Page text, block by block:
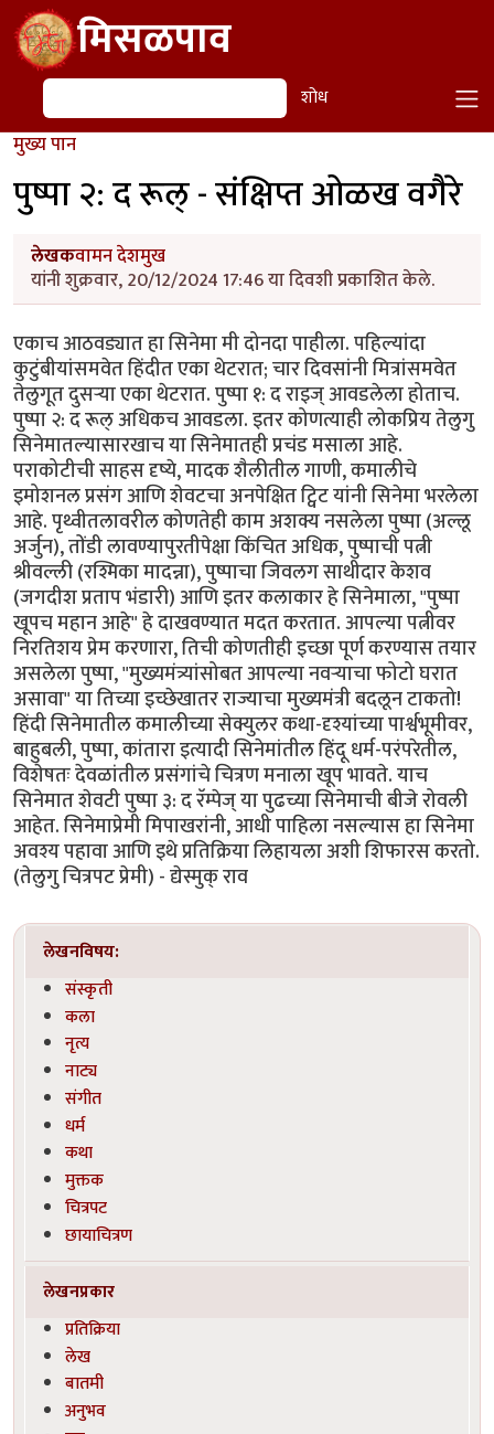
Skip to main contentमिसळपाव
शोध शोध
मुख्य पान
पुष्पा २: द रूल् - संक्षिप्त ओळख वगैरे
लेखकवामन देशमुख
यांनी शुक्रवार, 20/12/2024 17:46 या दिवशी प्रकाशित केले.
एकाच आठवड्यात हा सिनेमा मी दोनदा पाहीला. पहिल्यांदा
कुटुंबीयांसमवेत हिंदीत एका थेटरात; चार दिवसांनी मित्रांसमवेत
तेलुगूत दुसऱ्या एका थेटरात. पुष्पा १: द राइज् आवडलेला होताच.
पुष्पा २: द रूल् अधिकच आवडला. इतर कोणत्याही लोकप्रिय तेलुगु
सिनेमातल्यासारखाच या सिनेमातही प्रचंड मसाला आहे.
पराकोटीची साहस दृष्ये, मादक शैलीतील गाणी, कमालीचे
इमोशनल प्रसंग आणि शेवटचा अनपेक्षित ट्विट यांनी सिनेमा भरलेला
आहे.‌ पृथ्वीतलावरील कोणतेही काम अशक्य नसलेला पुष्पा (अल्लू
अर्जुन), तोंडी लावण्यापुरतीपेक्षा किंचित अधिक, पुष्पाची पत्नी
श्रीवल्ली (रश्मिका मादन्ना), पुष्पाचा जिवलग साथीदार केशव
(जगदीश प्रताप भंडारी) आणि इतर कलाकार हे सिनेमाला, "पुष्पा
खूपच महान आहे" हे दाखवण्यात मदत करतात. आपल्या पत्नीवर
निरतिशय प्रेम करणारा, तिची कोणतीही इच्छा पूर्ण करण्यास तयार
असलेला पुष्पा, "मुख्यमंत्र्यांसोबत आपल्या नवऱ्याचा फोटो घरात
असावा" या तिच्या इच्छेखातर राज्याचा मुख्यमंत्री बदलून टाकतो!
हिंदी सिनेमातील कमालीच्या सेक्युलर कथा-दृश्यांच्या पार्श्वभूमीवर,
बाहुबली, पुष्पा, कांतारा इत्यादी सिनेमांतील हिंदू धर्म-परंपरेतील,
विशेषतः देवळांतील प्रसंगांचे चित्रण मनाला खूप भावते. याच
सिनेमात शेवटी पुष्पा ३: द रॅम्पेज् या पुढच्या सिनेमाची बीजे रोवली
आहेत. सिनेमाप्रेमी मिपाखरांनी, आधी पाहिला नसल्यास हा सिनेमा
अवश्य पहावा आणि इथे प्रतिक्रिया लिहायला अशी शिफारस करतो.
(तेलुगु चित्रपट प्रेमी) - द्येस्मुक् राव
लेखनविषय:
संस्कृती
कला
नृत्य
नाट्य
संगीत
धर्म
कथा
मुक्तक
चित्रपट
छायाचित्रण
लेखनप्रकार
प्रतिक्रिया
लेख
बातमी
अनुभव